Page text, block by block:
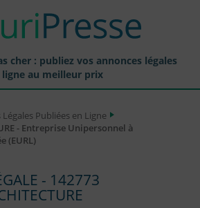
cher : publiez vos annonces légales
ligne au meilleur prix
Annonces Légales
Publiées en Ligne
- Entreprise Unipersonnel à
(EURL)
- 142773